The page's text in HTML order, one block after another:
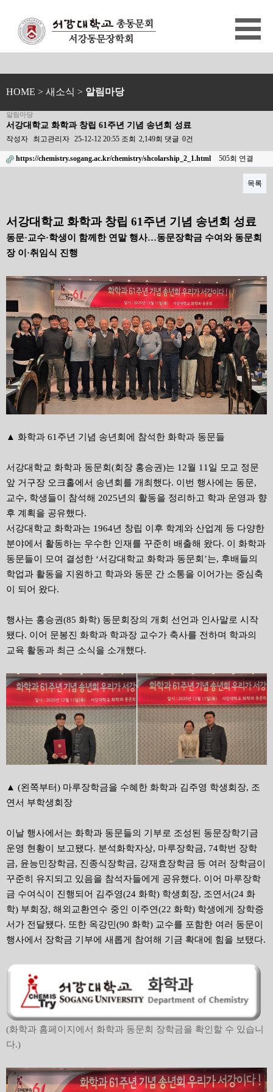
HOME > 새소식 > 알림마당
알림마당
서강대학교 화학과 창립 61주년 기념 송년회 성료
작성자 최고관리자 25-12-12 20:55 조회 2,149회 댓글 0건
https://chemistry.sogang.ac.kr/chemistry/shcolarship_2_1.html 505회 연결
목록
서강대학교 화학과 창립 61주년 기념 송년회 성료
동문·교수·학생이 함께한 연말 행사…동문장학금 수여와 동문회
장 이·취임식 진행
▲ 화학과 61주년 기념 송년회에 참석한 화학과 동문들
서강대학교 화학과 동문회(회장 홍승권)는 12월 11일 모교 정문
앞 거구장 오크홀에서 송년회를 개최했다. 이번 행사에는 동문,
교수, 학생들이 참석해 2025년의 활동을 정리하고 학과 운영과 향
후 계획을 공유했다.
서강대학교 화학과는 1964년 창립 이후 학계와 산업계 등 다양한
분야에서 활동하는 우수한 인재를 꾸준히 배출해 왔다. 이 화학과
동문들이 모여 결성한 ‘서강대학교 화학과 동문회’는, 후배들의
학업과 활동을 지원하고 학과와 동문 간 소통을 이어가는 중심축
이 되어 왔다.
행사는 홍승권(85 화학) 동문회장의 개회 선언과 인사말로 시작
됐다. 이어 문봉진 화학과 학과장 교수가 축사를 전하며 학과의
교육 활동과 최근 소식을 소개했다.
▲ (왼쪽부터) 마루장학금을 수혜한 화학과 김주영 학생회장, 조
연서 부학생회장
이날 행사에서는 화학과 동문들의 기부로 조성된 동문장학기금
운영 현황이 보고됐다. 분석화학자상, 마루장학금, 74학번 장학
금, 윤능민장학금, 진종식장학금, 강재효장학금 등 여러 장학금이
꾸준히 유지되고 있음을 참석자들에게 공유했다. 이어 마루장학
금 수여식이 진행되어 김주영(24 화학) 학생회장, 조연서(24 화
학) 부회장, 해외교환연수 중인 이주연(22 화학) 학생에게 장학증
서가 전달됐다. 또한 옥강민(90 화학) 교수를 포함한 여러 동문이
행사에서 장학금 기부에 새롭게 참여해 기금 확대에 힘을 보탰다.
(화학과 홈페이지에서 화학과 동문회 장학금을 확인할 수 있습니
다.)